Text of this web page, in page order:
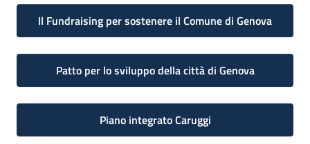
Il Fundraising per sostenere il Comune di Genova
Patto per lo sviluppo della città di Genova
Piano integrato Caruggi